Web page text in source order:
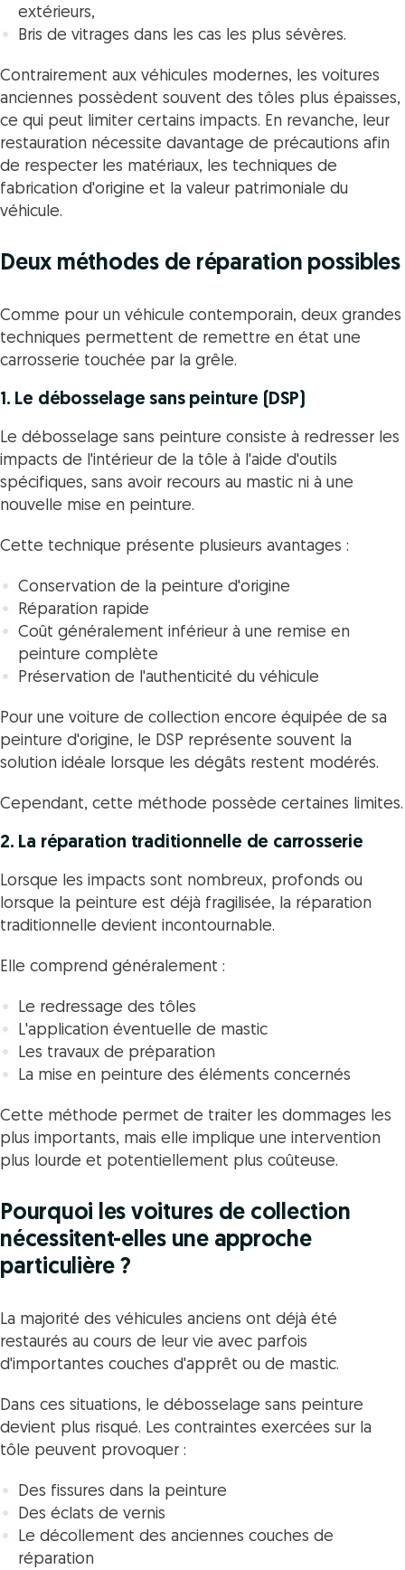
extérieurs,
Bris de vitrages dans les cas les plus sévères.
Contrairement aux véhicules modernes, les voitures
anciennes possèdent souvent des tôles plus épaisses,
ce qui peut limiter certains impacts. En revanche, leur
restauration nécessite davantage de précautions afin
de respecter les matériaux, les techniques de
fabrication d'origine et la valeur patrimoniale du
véhicule.
Deux méthodes de réparation possibles
Comme pour un véhicule contemporain, deux grandes
techniques permettent de remettre en état une
carrosserie touchée par la grêle.
1. Le débosselage sans peinture (DSP)
Le débosselage sans peinture consiste à redresser les
impacts de l'intérieur de la tôle à l'aide d'outils
spécifiques, sans avoir recours au mastic ni à une
nouvelle mise en peinture.
Cette technique présente plusieurs avantages :
Conservation de la peinture d'origine
Réparation rapide
Coût généralement inférieur à une remise en
peinture complète
Préservation de l'authenticité du véhicule
Pour une voiture de collection encore équipée de sa
peinture d'origine, le DSP représente souvent la
solution idéale lorsque les dégâts restent modérés.
Cependant, cette méthode possède certaines limites.
2. La réparation traditionnelle de carrosserie
Lorsque les impacts sont nombreux, profonds ou
lorsque la peinture est déjà fragilisée, la réparation
traditionnelle devient incontournable.
Elle comprend généralement :
Le redressage des tôles
L'application éventuelle de mastic
Les travaux de préparation
La mise en peinture des éléments concernés
Cette méthode permet de traiter les dommages les
plus importants, mais elle implique une intervention
plus lourde et potentiellement plus coûteuse.
Pourquoi les voitures de collection
nécessitent-elles une approche
particulière ?
La majorité des véhicules anciens ont déjà été
restaurés au cours de leur vie avec parfois
d'importantes couches d'apprêt ou de mastic.
Dans ces situations, le débosselage sans peinture
devient plus risqué. Les contraintes exercées sur la
tôle peuvent provoquer :
Des fissures dans la peinture
Des éclats de vernis
Le décollement des anciennes couches de
réparation